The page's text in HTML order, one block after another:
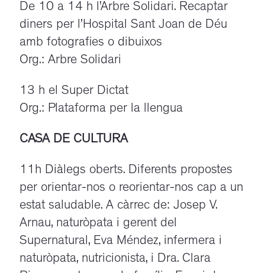
De 10 a 14 h l’Arbre Solidari. Recaptar
diners per l’Hospital Sant Joan de Déu
amb fotografies o dibuixos
Org.: Arbre Solidari
13 h el Super Dictat
Org.: Plataforma per la llengua
CASA DE CULTURA
11h Diàlegs oberts. Diferents propostes
per orientar-nos o reorientar-nos cap a un
estat saludable. A càrrec de: Josep V.
Arnau, naturòpata i gerent del
Supernatural, Eva Méndez, infermera i
naturòpata, nutricionista, i Dra. Clara